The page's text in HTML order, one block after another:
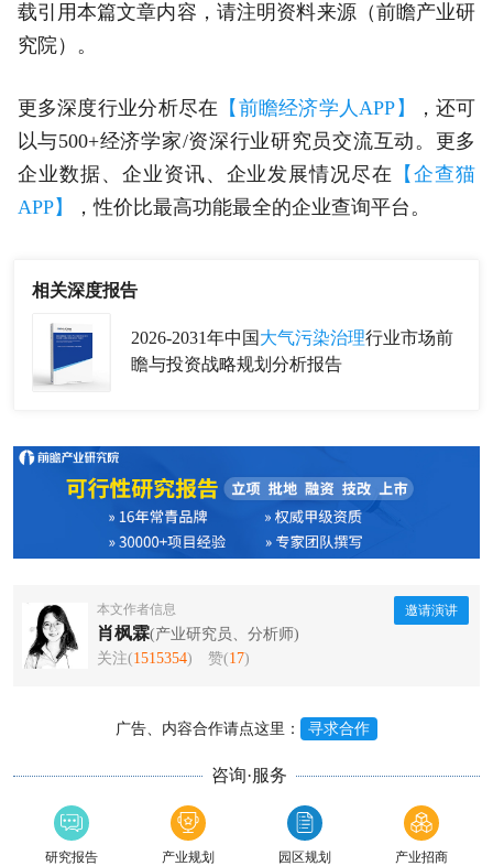
载引用本篇文章内容，请注明资料来源（前瞻产业研
究院）。
更多深度行业分析尽在 【前瞻经济学人APP】
，还可
以与500+经济学家/资深行业研究员交流互动。更多
企业数据、企业资讯、企业发展情况尽在
【企查猫
APP】
，性价比最高功能最全的企业查询平台。
相关深度报告
2026-2031年中国 大气污染治理行业市场前
瞻与投资战略规划分析报告
本文作者信息
肖枫霖(产业研究员、分析师)
关注(1515354) 赞(17)
邀请演讲
广告、内容合作请点这里： 寻求合作
咨询·服务
研究报告 产业规划 园区规划 产业招商